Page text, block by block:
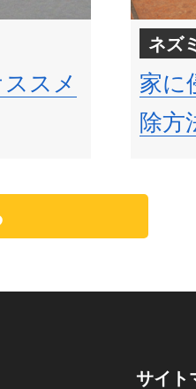
スメ
ネズミ
家に
除方
サイト